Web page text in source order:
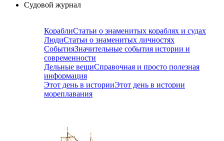
Судовой журнал
КораблиСтатьи о знаменитых кораблях и судах
ЛюдиСтатьи о знаменитых личностях
СобытияЗначительные события истории и
современности
Дельные вещиСправочная и просто полезная
информация
Этот день в историиЭтот день в истории
мореплавания